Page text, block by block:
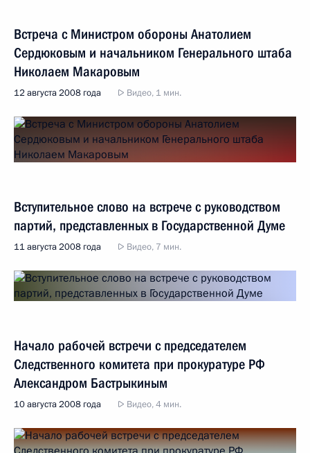
Встреча с Министром обороны Анатолием
Сердюковым и начальником Генерального штаба
Николаем Макаровым
12 августа 2008 года Видео, 1 мин.
Вступительное слово на встрече с руководством
партий, представленных в Государственной Думе
11 августа 2008 года Видео, 7 мин.
Начало рабочей встречи с председателем
Следственного комитета при прокуратуре РФ
Александром Бастрыкиным
10 августа 2008 года Видео, 4 мин.